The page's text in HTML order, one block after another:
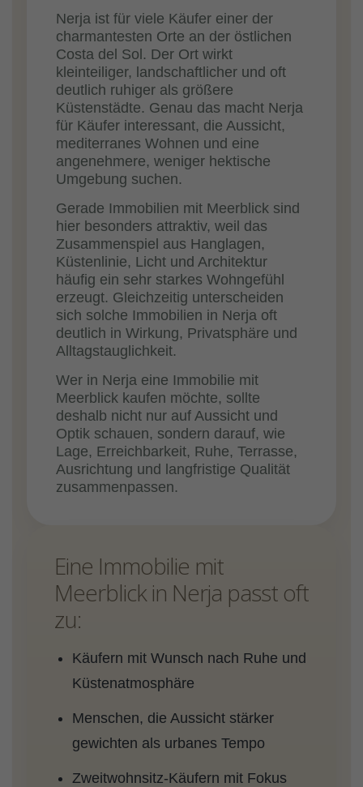
Nerja ist für viele Käufer einer der
charmantesten Orte an der östlichen
Costa del Sol. Der Ort wirkt
kleinteiliger, landschaftlicher und oft
deutlich ruhiger als größere
Küstenstädte. Genau das macht Nerja
für Käufer interessant, die Aussicht,
mediterranes Wohnen und eine
angenehmere, weniger hektische
Umgebung suchen.
Gerade Immobilien mit Meerblick sind
hier besonders attraktiv, weil das
Zusammenspiel aus Hanglagen,
Küstenlinie, Licht und Architektur
häufig ein sehr starkes Wohngefühl
erzeugt. Gleichzeitig unterscheiden
sich solche Immobilien in Nerja oft
deutlich in Wirkung, Privatsphäre und
Alltagstauglichkeit.
Wer in Nerja eine Immobilie mit
Meerblick kaufen möchte, sollte
deshalb nicht nur auf Aussicht und
Optik schauen, sondern darauf, wie
Lage, Erreichbarkeit, Ruhe, Terrasse,
Ausrichtung und langfristige Qualität
zusammenpassen.
Eine Immobilie mit
Meerblick in Nerja passt oft
zu:
Käufern mit Wunsch nach Ruhe und
Küstenatmosphäre
Menschen, die Aussicht stärker
gewichten als urbanes Tempo
Zweitwohnsitz-Käufern mit Fokus